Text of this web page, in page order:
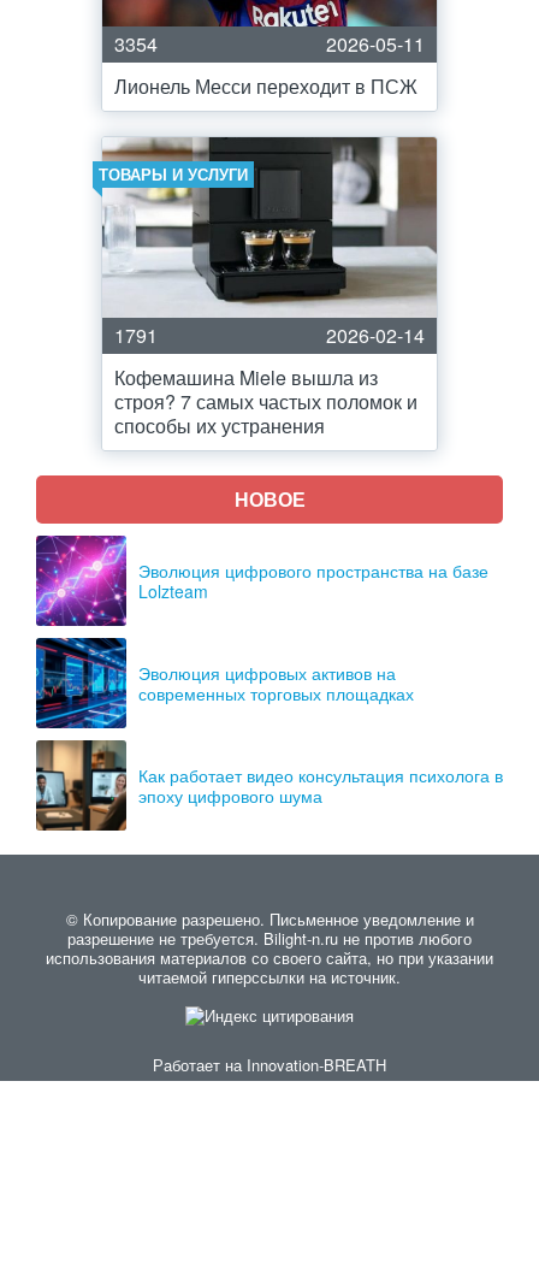
3354
2026-05-11
Лионель Месси переходит в ПСЖ
ТОВАРЫ И УСЛУГИ
1791
2026-02-14
Кофемашина Miele вышла из
строя? 7 самых частых поломок и
способы их устранения
НОВОЕ
Эволюция цифрового пространства на базе
Lolzteam
Эволюция цифровых активов на
современных торговых площадках
Как работает видео консультация психолога в
эпоху цифрового шума
© Копирование разрешено. Письменное уведомление и
разрешение не требуется. Bilight-n.ru не против любого
использования материалов со своего сайта, но при указании
читаемой гиперссылки на источник.
Работает на Innovation-BREATH